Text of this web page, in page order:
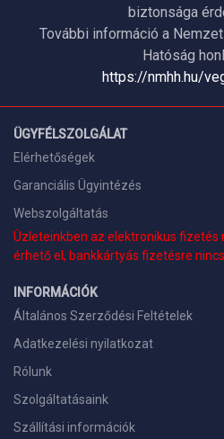
biztonsága
További információ a
Hatóság
https://nmhh.hu/
ÜGYFÉLSZOLGÁLAT
Elérhetőségek
Garanciális Ügyintézés
Webszolgáltatás
Üzleteinkben az elektronikus fizetés
érhető el, bankkártyás fizetésre
INFORMÁCIÓK
Általános Szerződési Feltételek
Adatkezelési nyilatkozat
Rólunk
Szolgáltatásaink
Szállítási információk